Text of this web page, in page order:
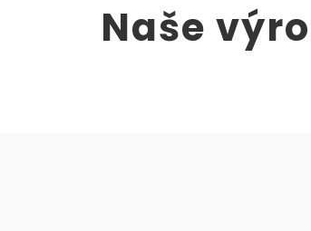
Naše